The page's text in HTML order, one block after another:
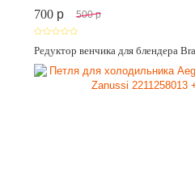
700 p 500 p
Редуктор венчика для блендера